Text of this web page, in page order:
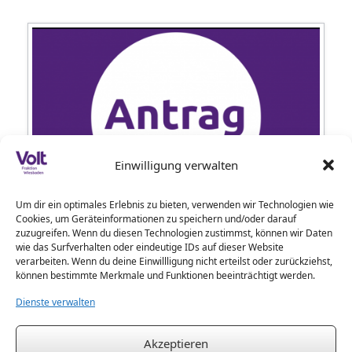
Einwilligung verwalten
Um dir ein optimales Erlebnis zu bieten, verwenden wir Technologien wie
Cookies, um Geräteinformationen zu speichern und/oder darauf
zuzugreifen. Wenn du diesen Technologien zustimmst, können wir Daten
wie das Surfverhalten oder eindeutige IDs auf dieser Website
verarbeiten. Wenn du deine Einwillligung nicht erteilst oder zurückziehst,
können bestimmte Merkmale und Funktionen beeinträchtigt werden.
Dienste verwalten
Akzeptieren
Salzbachtalbrücken-Krise schnell und entschlossen
bekämpfen -Antrag der Fraktionen B90/ Die Grünen, SPD,
Linke und Volt vom 01.07.2021-